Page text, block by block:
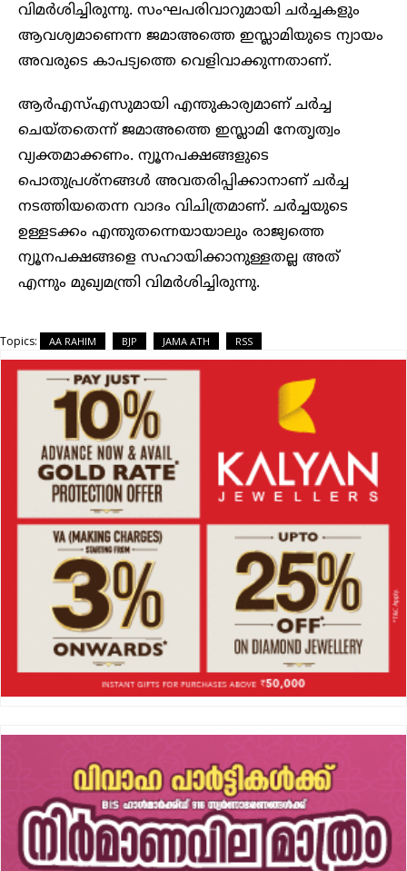
വിമർശിച്ചിരുന്നു. സംഘപരിവാറുമായി ചർച്ചകളും
ആവശ്യമാണെന്ന ജമാഅത്തെ ഇസ്ലാമിയുടെ ന്യായം
അവരുടെ കാപട്യത്തെ വെളിവാക്കുന്നതാണ്.
ആർഎസ്എസുമായി എന്തുകാര്യമാണ് ചർച്ച
ചെയ്തതെന്ന് ജമാഅത്തെ ഇസ്ലാമി നേതൃത്വം
വ്യക്തമാക്കണം. ന്യൂനപക്ഷങ്ങളുടെ
പൊതുപ്രശ്നങ്ങൾ അവതരിപ്പിക്കാനാണ് ചർച്ച
നടത്തിയതെന്ന വാദം വിചിത്രമാണ്. ചർച്ചയുടെ
ഉള്ളടക്കം എന്തുതന്നെയായാലും രാജ്യത്തെ
ന്യൂനപക്ഷങ്ങളെ സഹായിക്കാനുള്ളതല്ല അത്
എന്നും മുഖ്യമന്ത്രി വിമര്‍ശിച്ചിരുന്നു.
Topics: AA RAHIM BJP JAMA ATH RSS